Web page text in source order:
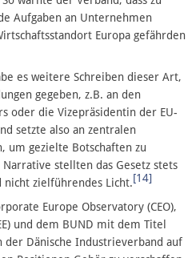
Aufgaben an Unternehmen
Europa gefährden
es weitere Schreiben dieser Art,
gegeben, z.B. an den
oder die Vizepräsidentin der EU-
setzte also an zentralen
um gezielte Botschaften zu
stellten das Gesetz stets
zielführendes Licht.[14]
Europe Observatory (CEO),
und dem BUND mit dem Titel
der Dänische Industrieverband auf